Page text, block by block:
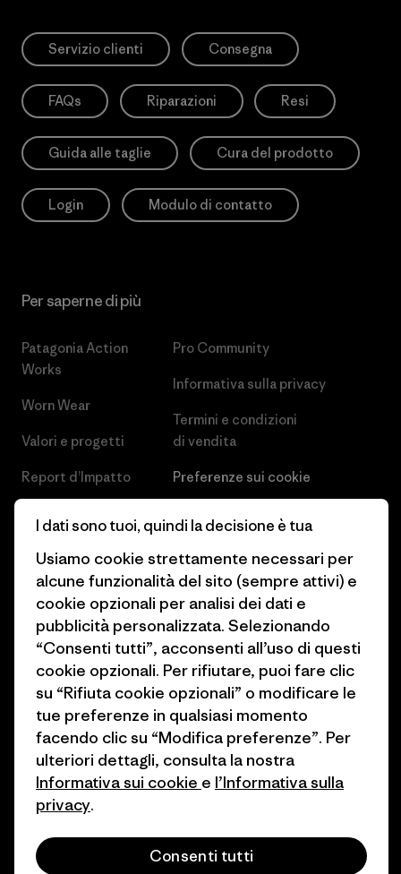
Servizio clienti Consegna
FAQs Riparazioni Resi
Guida alle taglie Cura del prodotto
Login Modulo di contatto
Per saperne di più
Patagonia Action
Works
Worn Wear
Valori e progetti
Report d’Impatto
Obiettivi climatici
1% For The Planet
Come finanziamo
Buoni regalo
Trova un negozio
Pro Community
Informativa sulla privacy
Termini e condizioni
di vendita
Preferenze sui cookie
Industry program
Programma di affiliazione
Patagonia Svizzera Mappa del
sito
© 2026 Patagonia, Inc. All Rights Reserved.
I dati sono tuoi, quindi la decisione è tua
Usiamo cookie strettamente necessari per
alcune funzionalità del sito (sempre attivi) e
cookie opzionali per analisi dei dati e
pubblicità personalizzata. Selezionando
“Consenti tutti”, acconsenti all’uso di questi
cookie opzionali. Per rifiutare, puoi fare clic
su “Rifiuta cookie opzionali” o modificare le
tue preferenze in qualsiasi momento
facendo clic su “Modifica preferenze”. Per
ulteriori dettagli, consulta la nostra
Informativa sui cookie e l’Informativa sulla
privacy.
Consenti tutti